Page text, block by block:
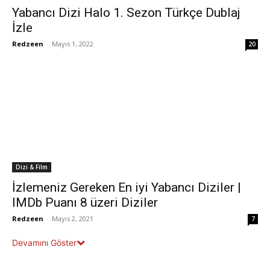
Yabancı Dizi Halo 1. Sezon Türkçe Dublaj
İzle
Redzeen - Mayıs 1, 2022 20
Dizi & Film
İzlemeniz Gereken En iyi Yabancı Diziler |
IMDb Puanı 8 üzeri Diziler
Redzeen - Mayıs 2, 2021 7
Devamını Göster